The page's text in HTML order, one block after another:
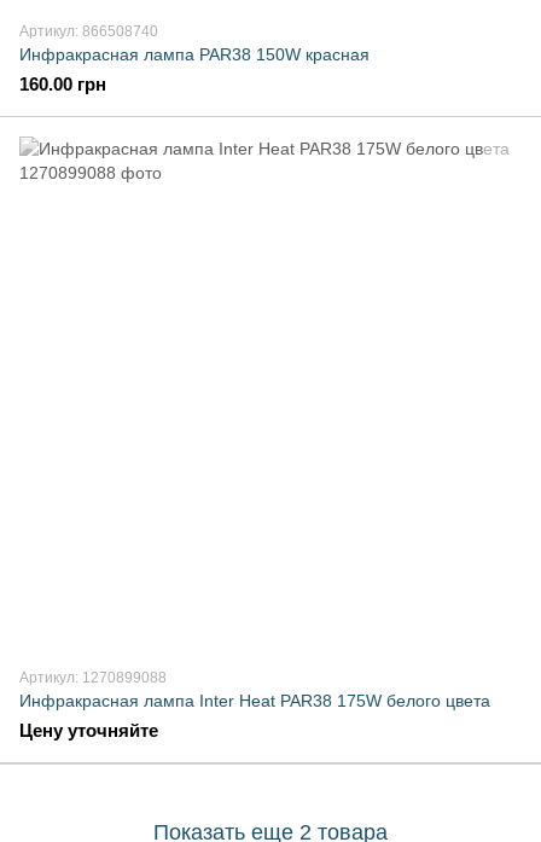
Артикул: 866508740
Инфракрасная лампа PAR38 150W красная
160.00 грн
Артикул: 1270899088
Инфракрасная лампа Inter Heat PAR38 175W белого цвета
Цену уточняйте
Показать еще 2 товара